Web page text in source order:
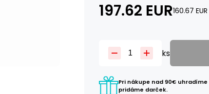
197.62 EUR160.67 EUR
ks
Pri nákupe nad 90€
pridáme darček.